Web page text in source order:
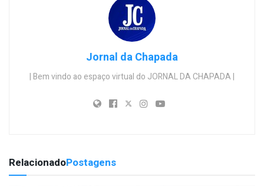
Jornal da Chapada
| Bem vindo ao espaço virtual do JORNAL DA CHAPADA |
RelacionadoPostagens